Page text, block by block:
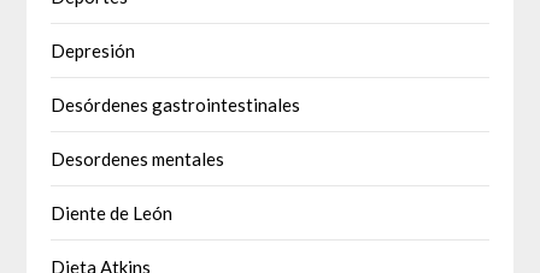
Depresión
Desórdenes gastrointestinales
Desordenes mentales
Diente de León
Dieta Atkins